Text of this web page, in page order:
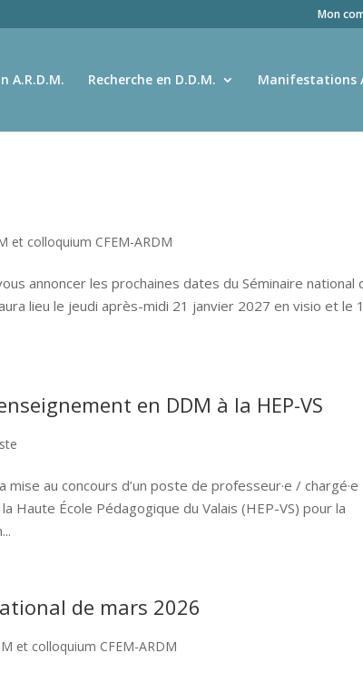
Mon
A.R.D.M. Recherche en D.D.M. Manifestations
et colloquium CFEM-ARDM
annoncer les prochaines dates du Séminaire national
lieu le jeudi après-midi 21 janvier 2027 en visio et le
en DDM à la HEP-VS
au concours d’un poste de professeur·e / chargé·e
Haute École Pédagogique du Valais (HEP-VS) pour la
de mars 2026
et colloquium CFEM-ARDM